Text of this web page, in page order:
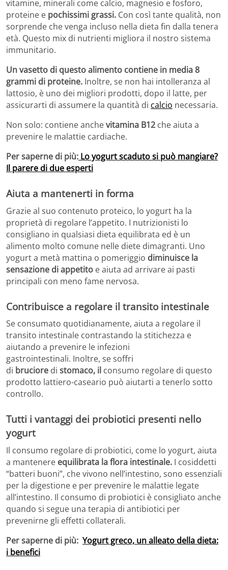
vitamine, minerali come calcio, magnesio e fosforo,
proteine ​​e pochissimi grassi. Con così tante qualità, non
sorprende che venga incluso nella dieta fin dalla tenera
età. Questo mix di nutrienti migliora il nostro sistema
immunitario.
Un vasetto di questo alimento contiene in media 8
grammi di proteine. Inoltre, se non hai intolleranza al
lattosio, è uno dei migliori prodotti, dopo il latte, per
assicurarti di assumere la quantità di calcio necessaria.
Non solo: contiene anchevitamina B12 che aiuta a
prevenire le malattie cardiache.
Per saperne di più: Lo yogurt scaduto si può mangiare?
Il parere di due esperti
Aiuta a mantenerti in forma
Grazie al suo contenuto proteico, lo yogurt ha la
proprietà di regolare l’appetito. I nutrizionisti lo
consigliano in qualsiasi dieta equilibrata ed è un
alimento molto comune nelle diete dimagranti. Uno
yogurt a metà mattina o pomeriggio diminuisce la
sensazione di appetito e aiuta ad arrivare ai pasti
principali con meno fame nervosa.
Contribuisce a regolare il transito intestinale
Se consumato quotidianamente, aiuta a regolare il
transito intestinale contrastando la stitichezza e
aiutando a prevenire le infezioni
gastrointestinali. Inoltre, se soffri
di bruciore di stomaco, il consumo regolare di questo
prodotto lattiero-caseario può aiutarti a tenerlo sotto
controllo.
Tutti i vantaggi dei probiotici presenti nello
yogurt
Il consumo regolare di probiotici, come lo yogurt, aiuta
a mantenere equilibrata la flora intestinale. I cosiddetti
“batteri buoni”, che vivono nell’intestino, sono essenziali
per la digestione e per prevenire le malattie legate
all’intestino. Il consumo di probiotici è consigliato anche
quando si segue una terapia di antibiotici per
prevenirne gli effetti collaterali.
Per saperne di più: Yogurt greco, un alleato della dieta:
i benefici